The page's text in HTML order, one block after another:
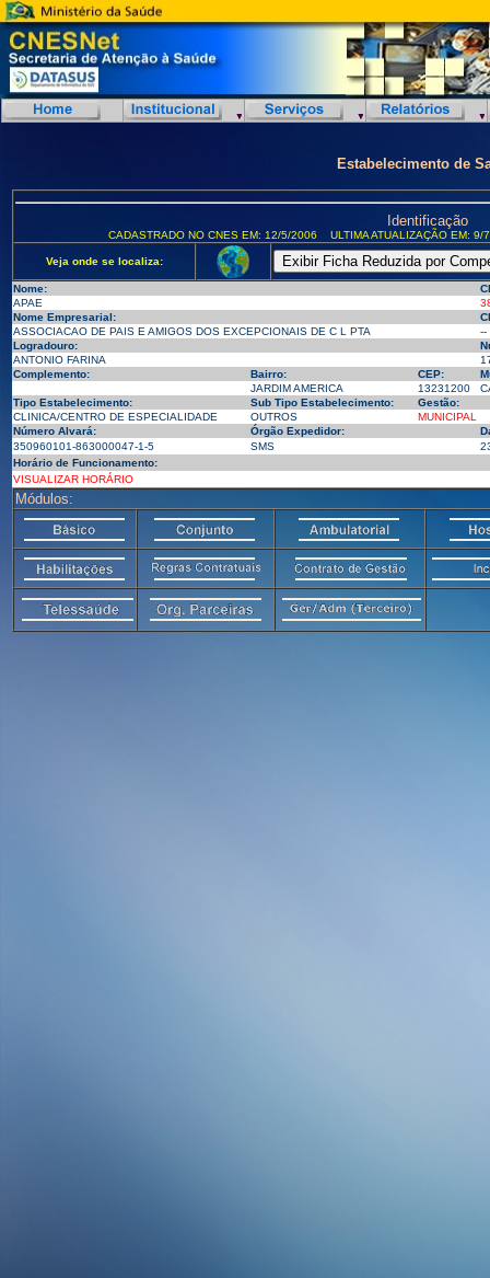
Estabelecimento de
Identificação
CADASTRADO NO CNES EM: 12/5/2006 ULTIMA ATUALIZAÇÃO EM:
Veja onde se localiza:
Nome:
APAE
Nome Empresarial:
ASSOCIACAO DE PAIS E AMIGOS DOS EXCEPCIONAIS DE C L PTA
--
Logradouro:
ANTONIO FARINA
Complemento:
Bairro: CEP:
JARDIM AMERICA
13231200
Tipo Estabelecimento:
Sub Tipo Estabelecimento:
Gestão:
CLINICA/CENTRO DE ESPECIALIDADE
OUTROS
MUNICIPAL
Número Alvará:
Órgão Expedidor:
350960101-863000047-1-5
SMS
Horário de Funcionamento:
VISUALIZAR HORÁRIO
Módulos: